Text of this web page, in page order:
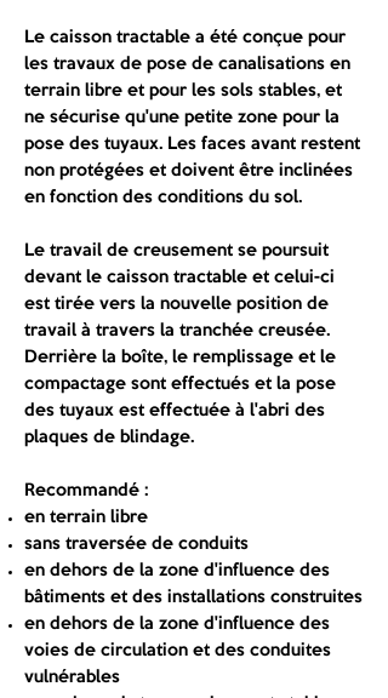
Le caisson tractable a été conçue pour
les travaux de pose de canalisations en
terrain libre et pour les sols stables, et
ne sécurise qu'une petite zone pour la
pose des tuyaux. Les faces avant restent
non protégées et doivent être inclinées
en fonction des conditions du sol.
Le travail de creusement se poursuit
devant le caisson tractable et celui-ci
est tirée vers la nouvelle position de
travail à travers la tranchée creusée.
Derrière la boîte, le remplissage et le
compactage sont effectués et la pose
des tuyaux est effectuée à l'abri des
plaques de blindage.
Recommandé :
en terrain libre
sans traversée de conduits
en dehors de la zone d'influence des
bâtiments et des installations construites
en dehors de la zone d'influence des
voies de circulation et des conduites
vulnérables